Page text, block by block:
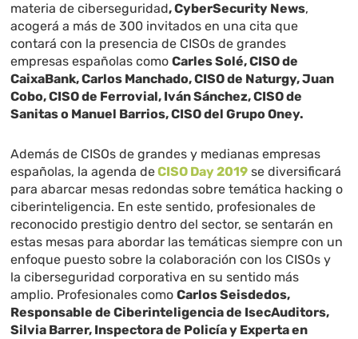
materia de ciberseguridad, CyberSecurity News,
acogerá a más de 300 invitados en una cita que
contará con la presencia de CISOs de grandes
empresas españolas comoCarles Solé, CISO de
CaixaBank, Carlos Manchado, CISO de Naturgy, Juan
Cobo, CISO de Ferrovial, Iván Sánchez, CISO de
Sanitas o Manuel Barrios, CISO del Grupo Oney.
Además de CISOs de grandes y medianas empresas
españolas, la agenda deCISO Day 2019 se diversificará
para abarcar mesas redondas sobre temática hacking o
ciberinteligencia. En este sentido, profesionales de
reconocido prestigio dentro del sector, se sentarán en
estas mesas para abordar las temáticas siempre con un
enfoque puesto sobre la colaboración con los CISOs y
la ciberseguridad corporativa en su sentido más
amplio. Profesionales comoCarlos Seisdedos,
Responsable de Ciberinteligencia de IsecAuditors,
Silvia Barrer, Inspectora de Policía y Experta en